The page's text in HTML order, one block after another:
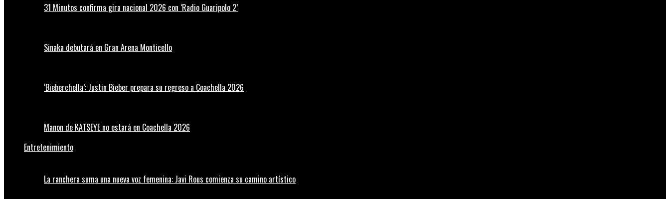
31 Minutos confirma gira nacional 2026 con ‘Radio Guaripolo 2’
Sinaka debutará en Gran Arena Monticello
‘Bieberchella’: Justin Bieber prepara su regreso a Coachella 2026
Manon de KATSEYE no estará en Coachella 2026
Entretenimiento
La ranchera suma una nueva voz femenina: Javi Rous comienza su camino artístico